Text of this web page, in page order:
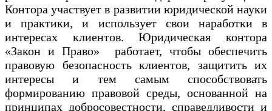
Контора участвует в развитии юридической науки
и практики, и использует свои наработки в
интересах клиентов. Юридическая контора
«Закон и Право» работает, чтобы обеспечить
правовую безопасность клиентов, защитить их
интересы и тем самым способствовать
формированию правовой среды, основанной на
принципах добросовестности, справедливости и